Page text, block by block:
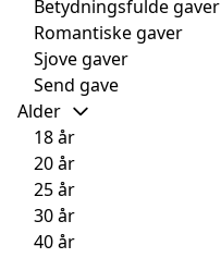
Betydningsfulde gaver
Romantiske gaver
Sjove gaver
Send gave
Alder
18 år
20 år
25 år
30 år
40 år